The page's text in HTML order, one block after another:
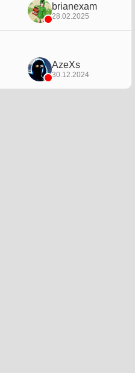
brianexam
28.02.2025
AzeXs
30.12.2024